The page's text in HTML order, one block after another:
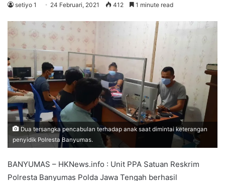
setiyo 1 24 Februari, 2021 412 1 minute read
Dua tersangka pencabulan terhadap anak saat dimintai keterangan
penyidik Polresta Banyumas.
BANYUMAS – HKNews.info : Unit PPA Satuan Reskrim
Polresta Banyumas Polda Jawa Tengah berhasil